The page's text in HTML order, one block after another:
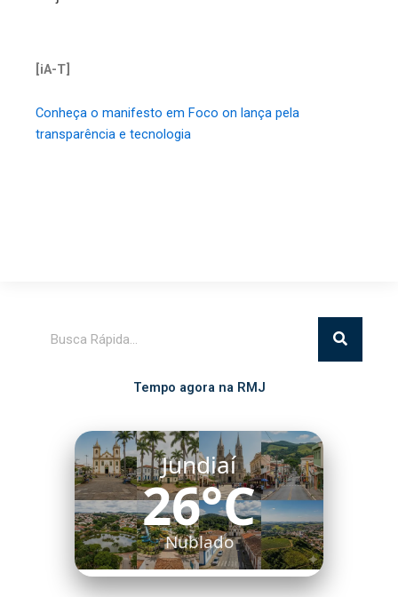
[iA-T]
Conheça o manifesto em Foco on lança pela
transparência e tecnologia
Tempo agora na RMJ
Jundiaí
26°C
Nublado